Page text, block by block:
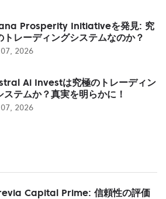
Prosperity Initiativeを発見: 究
トレーディングシステムなのか？
2026
Ai Investは究極のトレーディン
ステムか？真実を明らかに！
2026
Capital Prime: 信頼性の評価